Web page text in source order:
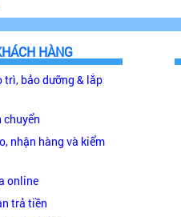
HÀNG
trì, bảo dưỡng & lắp
chuyển
nhận hàng và kiểm
online
trả tiền